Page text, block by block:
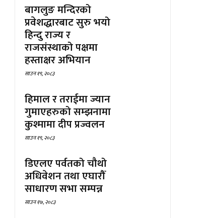
बागलुङ मन्दिरको
प्रवेशद्धारबाट सुरु भयो
हिन्दु राज्य र
राजसंस्थाको पक्षमा
हस्ताक्षर अभियान
साउन १९, २०८३
हिमाल र तराईमा ज्यान
गुमाएहरुको सम्झनामा
कुश्मामा दीप प्रज्वलन
साउन १९, २०८३
डिएलए पर्वतको चौथो
अधिवेशन तथा एघारौँ
साधारण सभा सम्पन्न
साउन १७, २०८३